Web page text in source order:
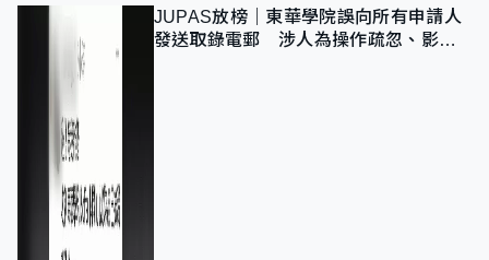
JUPAS放榜｜東華學院誤向所有申請人
發送取錄電郵 涉人為操作疏忽、影響